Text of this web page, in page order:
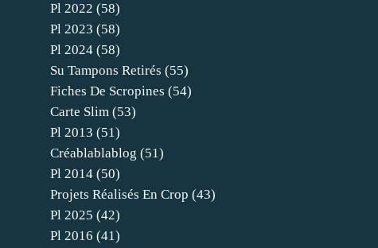
Pl 2022 (58)
Pl 2023 (58)
Pl 2024 (58)
Su Tampons Retirés (55)
Fiches De Scropines (54)
Carte Slim (53)
Pl 2013 (51)
Créablablablog (51)
Pl 2014 (50)
Projets Réalisés En Crop (43)
Pl 2025 (42)
Pl 2016 (41)